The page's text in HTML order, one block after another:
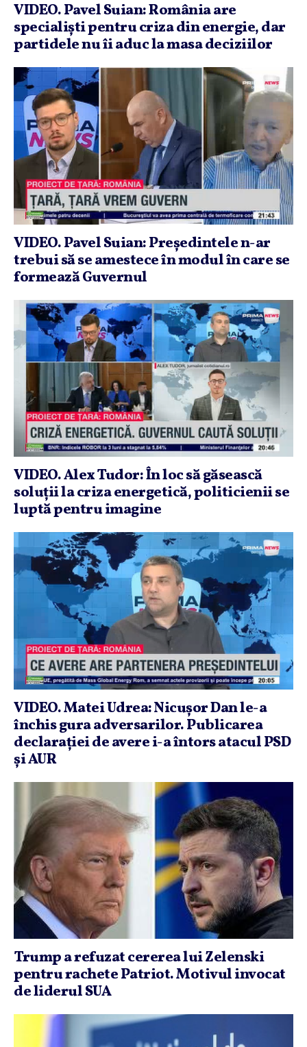
VIDEO. Pavel Suian: România are
specialişti pentru criza din energie, dar
partidele nu îi aduc la masa deciziilor
VIDEO. Pavel Suian: Preşedintele n-ar
trebui să se amestece în modul în care se
formează Guvernul
VIDEO. Alex Tudor: În loc să găsească
soluţii la criza energetică, politicienii se
luptă pentru imagine
VIDEO. Matei Udrea: Nicuşor Dan le-a
închis gura adversarilor. Publicarea
declaraţiei de avere i-a întors atacul PSD
şi AUR
Trump a refuzat cererea lui Zelenski
pentru rachete Patriot. Motivul invocat
de liderul SUA